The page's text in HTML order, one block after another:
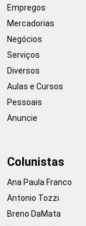
Empregos
Mercadorias
Negócios
Serviços
Diversos
Aulas e Cursos
Pessoais
Anuncie
Colunistas
Ana Paula Franco
Antonio Tozzi
Breno DaMata